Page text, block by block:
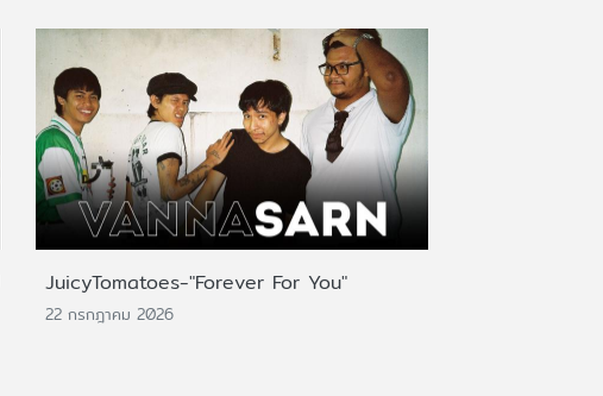
JuicyTomatoes-"Forever For You"
22 กรกฎาคม 2026